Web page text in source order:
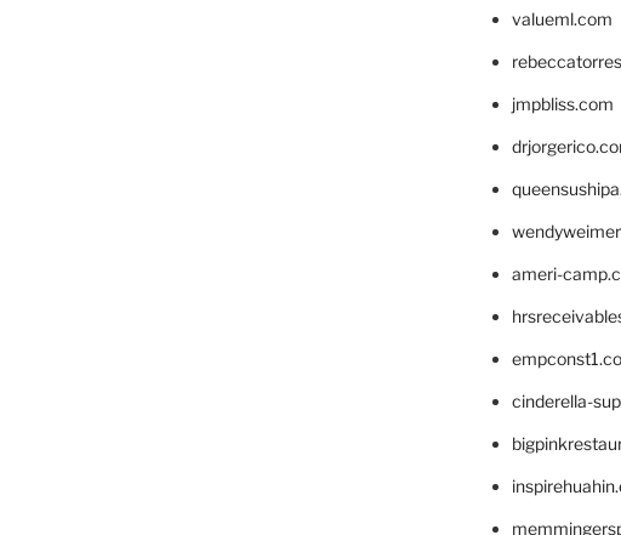
valueml.com
jmpbliss.com
ameri-
cinderella-